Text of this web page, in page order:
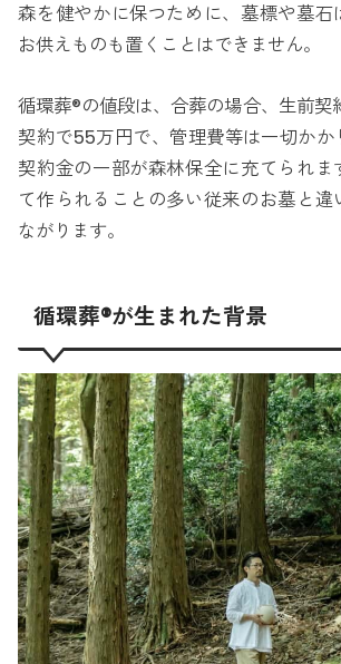
森を健やかに保つために、墓標や墓石
お供えものも置くことはできません。
循環葬®の値段は、合葬の場合、生前
契約で55万円で、管理費等は一切かか
契約金の一部が森林保全に充てられま
て作られることの多い従来のお墓と違
ながります。
循環葬®が生まれた背景